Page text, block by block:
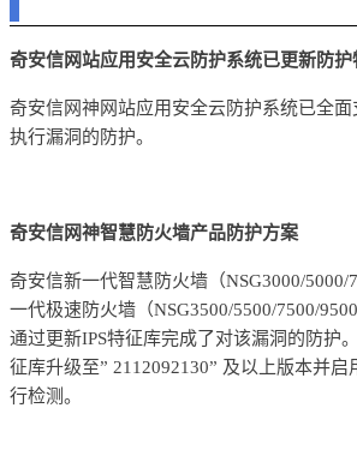
奇安信网站应用安全云防护系统已更新防护
奇安信网神网站应用安全云防护系统已全
执行漏洞的防护。
奇安信网神智慧防火墙产品防护方案
奇安信新一代智慧防火墙（NSG3000/5000/
一代极速防火墙（NSG3500/5500/7500/
通过更新IPS特征库完成了对该漏洞的防护
征库升级至” 2112092130” 及以上版本并启
行检测。